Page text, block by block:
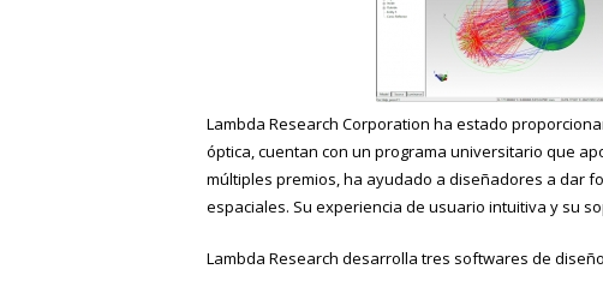
Lambda Research Corporation ha estado
óptica, cuentan con un programa universitario que
múltiples premios, ha ayudado a diseñadores a dar
espaciales. Su experiencia de usuario intuitiva y su
Lambda Research desarrolla tres softwares de